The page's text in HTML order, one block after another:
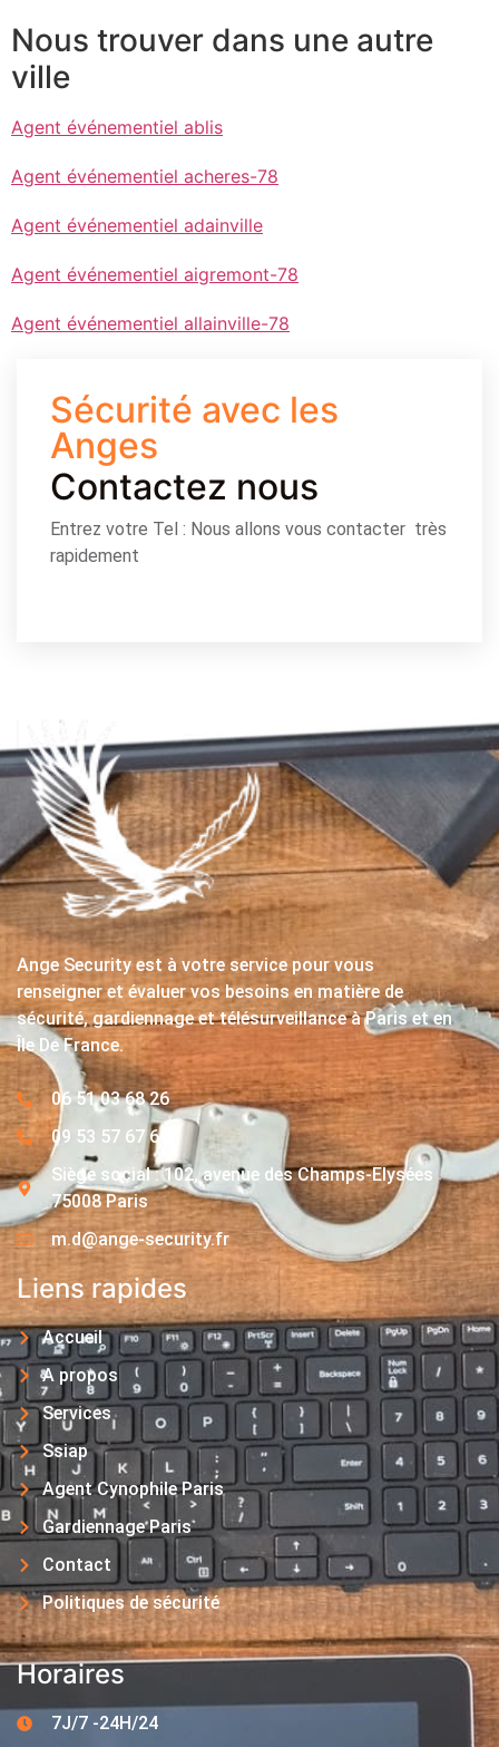
Nous trouver dans une autre
ville
Agent événementiel ablis
Agent événementiel acheres-78
Agent événementiel adainville
Agent événementiel aigremont-78
Agent événementiel allainville-78
Sécurité avec les
Anges
Contactez nous
Entrez votre Tel : Nous allons vous contacter très
rapidement
Ange Security est à votre service pour vous
renseigner et évaluer vos besoins en matière de
sécurité, gardiennage et télésurveillance à Paris et en
Île De France.
06 51 03 68 26
09 53 57 67 63
Siège social : 102, avenue des Champs-Elysées
75008 Paris
m.d@ange-security.fr
Liens rapides
Accueil
A propos
Services
Ssiap
Agent Cynophile Paris
Gardiennage Paris
Contact
Politiques de sécurité
Horaires
7J/7 -24H/24